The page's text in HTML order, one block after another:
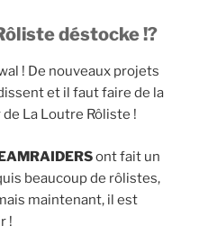
déstocke !?
! De nouveaux projets
et il faut faire de la
La Loutre Rôliste !
ont fait un
beaucoup de rôlistes,
maintenant, il est
!